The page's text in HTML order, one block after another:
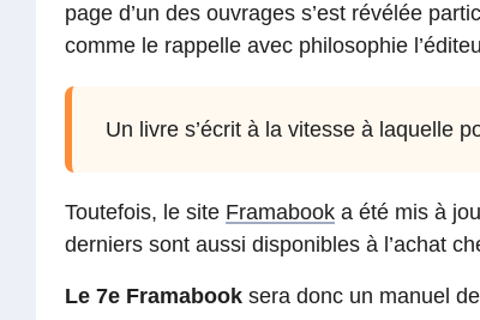
page d’un des ouvrages s’est révélée
comme le rappelle avec philosophie
Un livre s’écrit à la vitesse à laquelle
Toutefois, le site Framabooka été mis à
derniers sont aussi disponibles à l’achat
Le 7e Framabooksera donc un manuel